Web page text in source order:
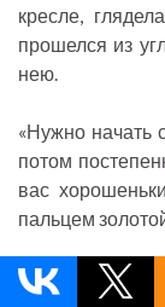
кресле,
прошелся из
нею.
«Нужно начать
потом
вас
пальцем
— Какой есть... —